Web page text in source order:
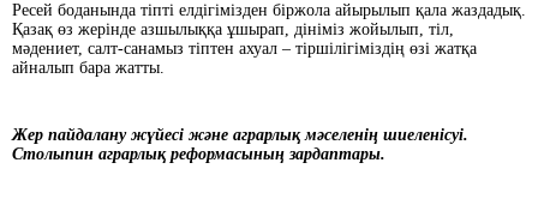
Ресей боданында тіпті елдігімізден біржола айырылып қала жаздадық.
Қазақ өз жерінде азшылыққа ұшырап, дініміз жойылып, тіл,
мәдениет, салт-санамыз тіптен ахуал – тіршілігіміздің өзі жатқа
айналып бара жатты.
Жер пайдалану жүйесі және аграрлық мәселенің шиеленісуі.
Столыпин аграрлық реформасының зардаптары.